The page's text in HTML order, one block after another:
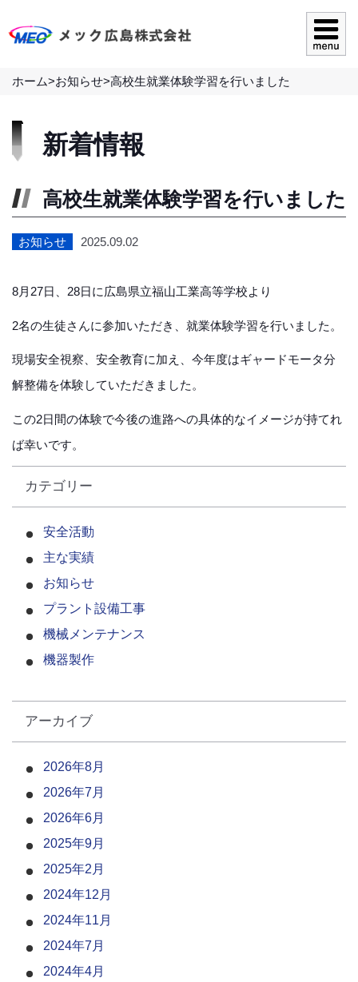
ホーム>お知らせ>高校生就業体験学習を行いました
新着情報
高校生就業体験学習を行いました
お知らせ 2025.09.02
8月27日、28日に広島県立福山工業高等学校より
2名の生徒さんに参加いただき、就業体験学習を行いました。
現場安全視察、安全教育に加え、今年度はギャードモータ分
解整備を体験していただきました。
この2日間の体験で今後の進路への具体的なイメージが持てれ
ば幸いです。
カテゴリー
安全活動
主な実績
お知らせ
プラント設備工事
機械メンテナンス
機器製作
アーカイブ
2026年8月
2026年7月
2026年6月
2025年9月
2025年2月
2024年12月
2024年11月
2024年7月
2024年4月